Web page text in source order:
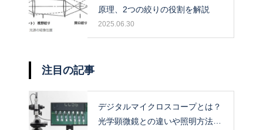
原理、2つの絞りの役割を解説
2025.06.30
注目の記事
デジタルマイクロスコープとは？
光学顕微鏡との違いや照明方法に